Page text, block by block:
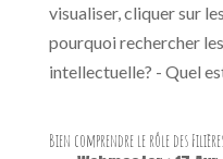
visualiser, cliquer sur
pourquoi rechercher
intellectuelle? - Quel
Bien comprendre le rôle des